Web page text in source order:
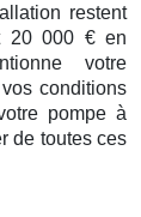
restent
20 000 € en
votre
conditions
pompe à
de toutes ces